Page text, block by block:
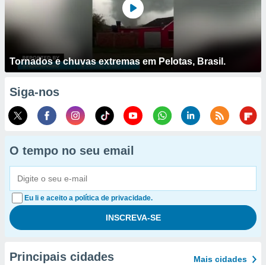
Tornados e chuvas extremas em Pelotas, Brasil.
Siga-nos
O tempo no seu email
Eu li e aceito a política de privacidade.
Principais cidades Mais cidades